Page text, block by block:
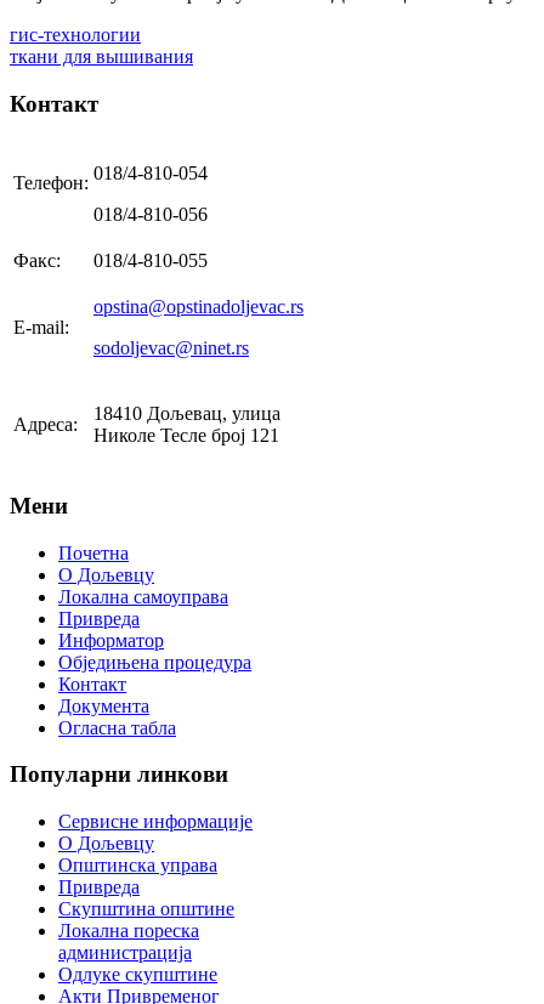
гис-технологии
ткани для вышивания
Контакт
Телефон: 018/4-810-054
018/4-810-056
Факс: 018/4-810-055
E-mail:
opstina@opstinadoljevac.rs
sodoljevac@ninet.rs
Адреса:
18410 Дољевац, улица
Николе Тесле број 121
Мени
Почетна
О Дољевцу
Локална самоуправа
Привреда
Информатор
Обједињена процедура
Контакт
Документа
Огласна табла
Популарни линкови
Сервисне информације
О Дољевцу
Општинска управа
Привреда
Скупштина општине
Локална пореска
администрација
Одлуке скупштине
Акти Привременог